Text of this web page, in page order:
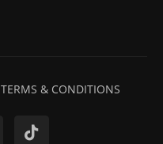
TERMS & CONDITIONS